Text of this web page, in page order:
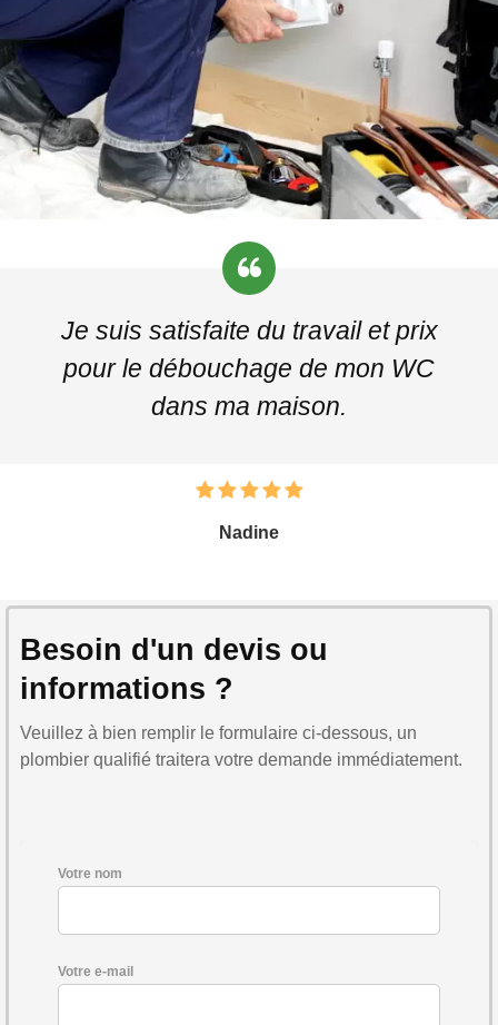
Je suis satisfaite du travail et prix
pour le débouchage de mon WC
dans ma maison.
Nadine
Besoin d'un devis ou
informations ?
Veuillez à bien remplir le formulaire ci-dessous, un
plombier qualifié traitera votre demande immédiatement.
Votre nom
Votre e-mail